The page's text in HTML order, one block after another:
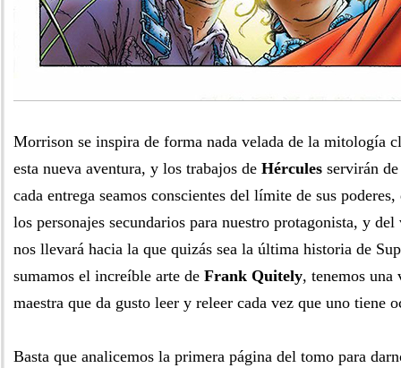
Morrison se inspira de forma nada velada de la mitología
esta nueva aventura, y los trabajos de Hércules servirán
cada entrega seamos conscientes del límite de sus
los personajes secundarios para nuestro protagonista, y
nos llevará hacia la que quizás sea la última historia de
sumamos el increíble arte de Frank Quitely, tenemos una
maestra que da gusto leer y releer cada vez que uno tiene
Basta que analicemos la primera página del tomo para